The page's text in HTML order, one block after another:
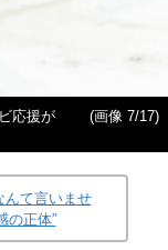
応援が
(画像 7/17)
んて言いませ
の正体”